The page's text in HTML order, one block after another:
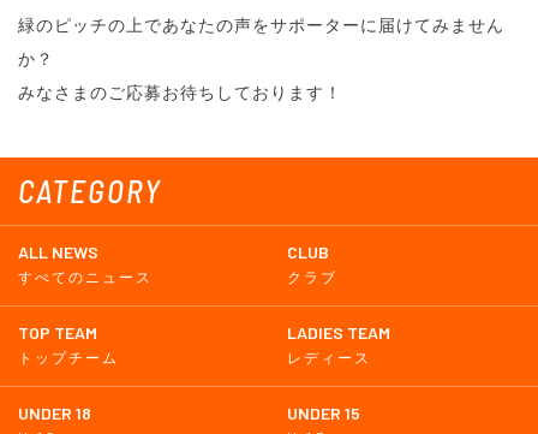
CATEGORY
ALL NEWS
すべてのニュース
CLUB
クラブ
TOP TEAM
トップチーム
LADIES TEAM
レディース
UNDER 18 UNDER 15
緑のピッチの上であなたの声をサポーターに届けてみません
か？
みなさまのご応募お待ちしております！